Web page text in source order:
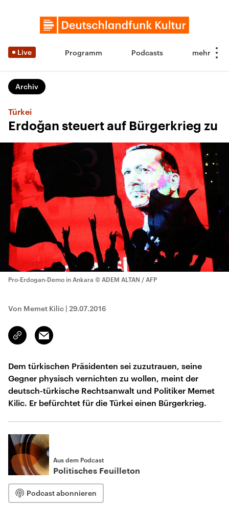
Live Programm Podcasts
Archiv
Türkei
Erdoğan steuert auf Bürgerkrieg zu
Pro-Erdogan-Demo in Ankara © ADEM ALTAN / AFP
Von Memet Kilic | 29.07.2016
Link
kopieren/teilen
Email
Dem türkischen Präsidenten sei zuzutrauen, seine
Gegner physisch vernichten zu wollen, meint der
deutsch-türkische Rechtsanwalt und Politiker Memet
Kilic. Er befürchtet für die Türkei einen Bürgerkrieg.
Aus dem Podcast
Politisches Feuilleton
Podcast abonnieren